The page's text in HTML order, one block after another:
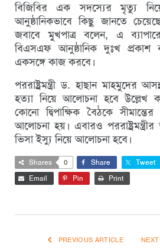
বি‌জি‌বির এক সদস্যের মৃত্যু
আনুষ্ঠানিকভাবে কিছু জান‌তে
জবা‌বে মুখপাত্র ব‌লেন, এ
বিএসএফ আনুষ্ঠানিক দুঃখ প্রকাশ
একসঙ্গে কাজ করবে।
পররাষ্ট্রমন্ত্রী ড. হাছান মাহমু‌দের
হত্যা নি‌য়ে আলোচনা হ‌বে উল্লেখ
কোনো দ্বিপাক্ষিক বৈঠকে
আলোচনা হয়। এবারও
ভিসা ইস্যু নিয়ে আলোচনা হবে।
Shares 0 Share Tweet
Email
Pin Print
PREVIOUS ARTICLE